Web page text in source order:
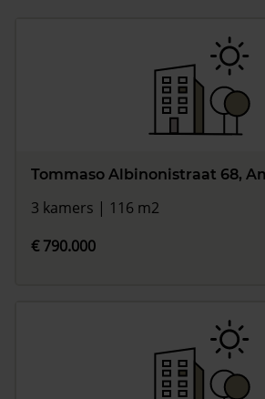
Tommaso Albinonistraat 68,
3 kamers | 116 m2
€ 790.000